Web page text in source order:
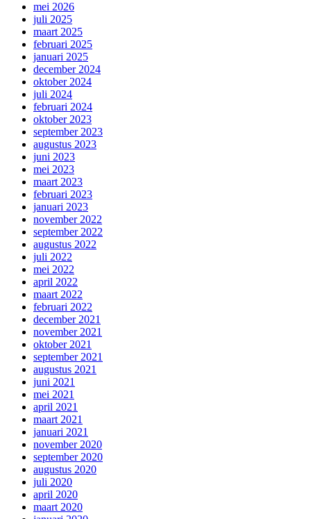
mei 2026
juli 2025
maart 2025
februari 2025
januari 2025
december 2024
oktober 2024
juli 2024
februari 2024
oktober 2023
september 2023
augustus 2023
juni 2023
mei 2023
maart 2023
februari 2023
januari 2023
november 2022
september 2022
augustus 2022
juli 2022
mei 2022
april 2022
maart 2022
februari 2022
december 2021
november 2021
oktober 2021
september 2021
augustus 2021
juni 2021
mei 2021
april 2021
maart 2021
januari 2021
november 2020
september 2020
augustus 2020
juli 2020
april 2020
maart 2020